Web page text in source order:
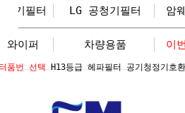
청기필터 LG 공청기필터 암
와이퍼 차량용품 이
품번 선택H13등급 헤파필터 공기청정기호